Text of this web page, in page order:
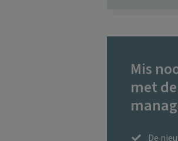
Mis
met
De